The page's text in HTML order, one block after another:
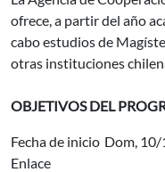
ofrece, a partir del año
cabo estudios de
otras instituciones
OBJETIVOS DEL
Fecha de inicio Dom,
Enlace